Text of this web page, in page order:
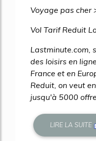
Voyage pas cher
Vol Tarif Reduit
Lastminute.com,
des loisirs en
France et en
Reduit, on veut
jusqu'à 5000
LIRE LA SUITE